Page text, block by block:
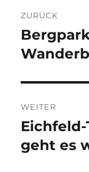
ZURÜCK
Vorheriger
Beitrag:
WEITER
Nächster
Beitrag:
geht es